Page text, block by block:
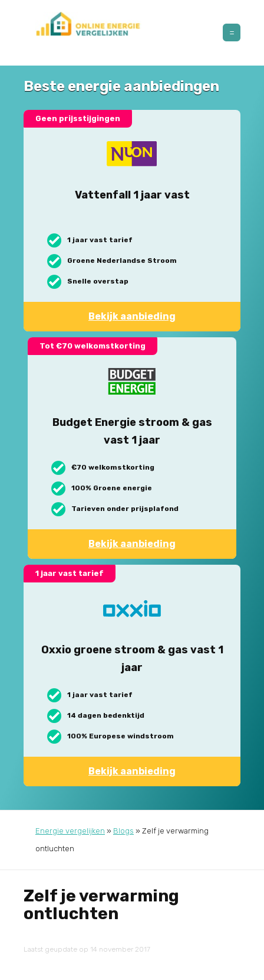
Beste energie aanbiedingen
Geen prijsstijgingen
Vattenfall 1 jaar vast
1 jaar vast tarief
Groene Nederlandse Stroom
Snelle overstap
Bekijk aanbieding
Tot €70 welkomstkorting
Budget Energie stroom & gas
vast 1 jaar
€70 welkomstkorting
100% Groene energie
Tarieven onder prijsplafond
Bekijk aanbieding
1 jaar vast tarief
Oxxio groene stroom & gas vast 1
jaar
1 jaar vast tarief
14 dagen bedenktijd
100% Europese windstroom
Bekijk aanbieding
Energie vergelijken » Blogs » Zelf je verwarming
ontluchten
Zelf je verwarming
ontluchten
Laatst geupdate op 14 november 2017